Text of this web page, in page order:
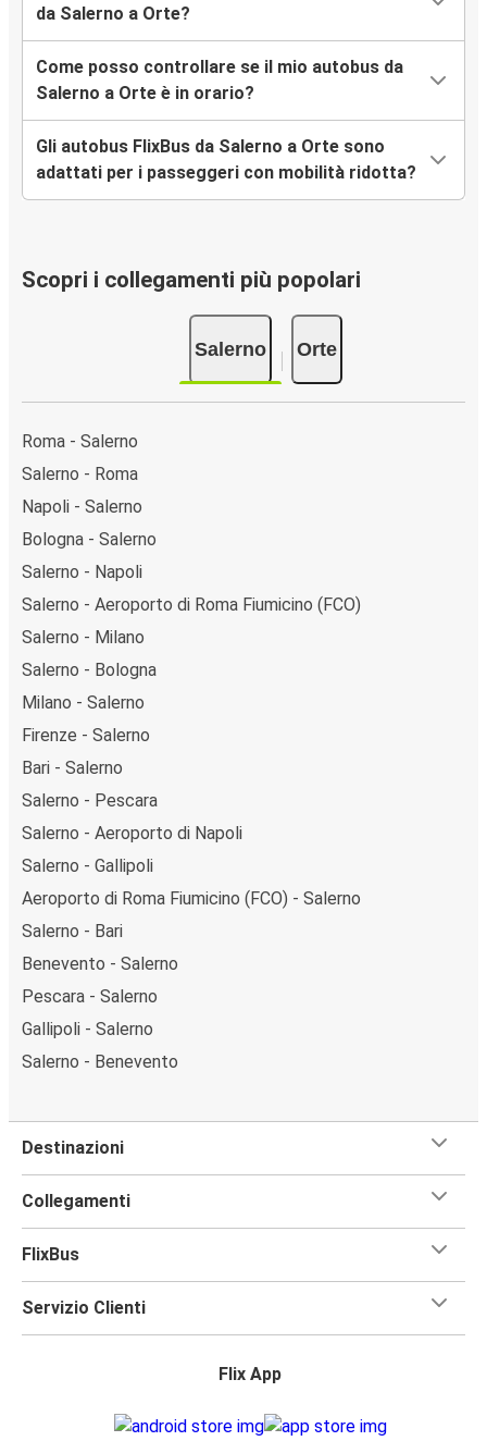
da Salerno a Orte?
Come posso controllare se il mio autobus da
Salerno a Orte è in orario?
Gli autobus FlixBus da Salerno a Orte sono
adattati per i passeggeri con mobilità ridotta?
Scopri i collegamenti più popolari
Salerno Orte
Roma - Salerno
Salerno - Roma
Napoli - Salerno
Bologna - Salerno
Salerno - Napoli
Salerno - Aeroporto di Roma Fiumicino (FCO)
Salerno - Milano
Salerno - Bologna
Milano - Salerno
Firenze - Salerno
Bari - Salerno
Salerno - Pescara
Salerno - Aeroporto di Napoli
Salerno - Gallipoli
Aeroporto di Roma Fiumicino (FCO) - Salerno
Salerno - Bari
Benevento - Salerno
Pescara - Salerno
Gallipoli - Salerno
Salerno - Benevento
Destinazioni
Collegamenti
FlixBus
Servizio Clienti
Flix App